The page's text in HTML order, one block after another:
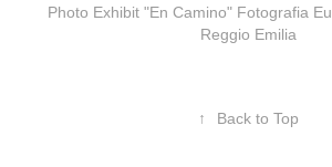
Photo Exhibit "En Camino" Fotografia
Reggio Emilia
↑ Back to Top